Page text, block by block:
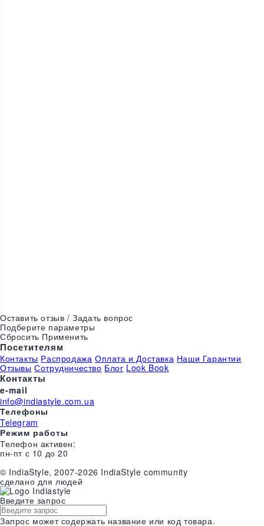
Оставить отзыв / Задать вопрос
Подберите параметры
Сбросить Применить
Посетителям
Контакты Распродажа Оплата и Доставка Наши Гарантии
Отзывы Сотрудничество Блог Look Book
Контакты
e-mail
info@indiastyle.com.ua
Телефоны
Telegram
Режим работы
Телефон активен:
пн-пт с 10 до 20
© IndiaStyle, 2007-2026 IndiaStyle community
сделано для людей
Введите запрос
Запрос может содержать название или код товара.